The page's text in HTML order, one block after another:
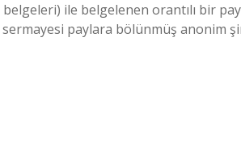
ile belgelenen orantılı bir
paylara bölünmüş anonim